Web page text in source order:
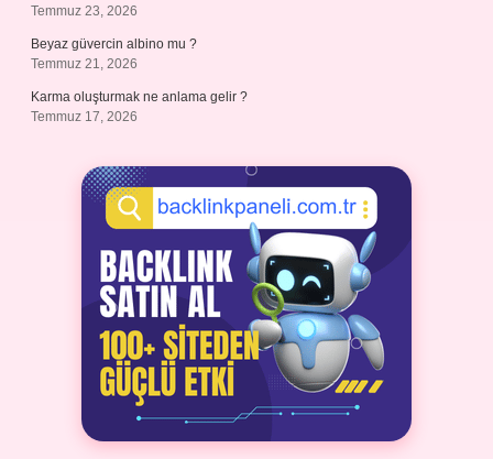
Temmuz 23, 2026
Beyaz güvercin albino mu ?
Temmuz 21, 2026
Karma oluşturmak ne anlama gelir ?
Temmuz 17, 2026